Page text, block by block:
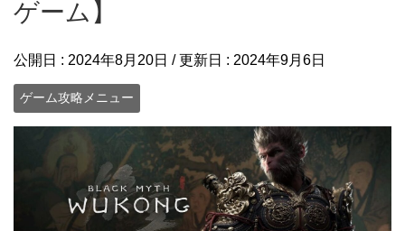
ゲーム】
公開日 : 2024年8月20日 / 更新日 : 2024年9月6日
ゲーム攻略メニュー